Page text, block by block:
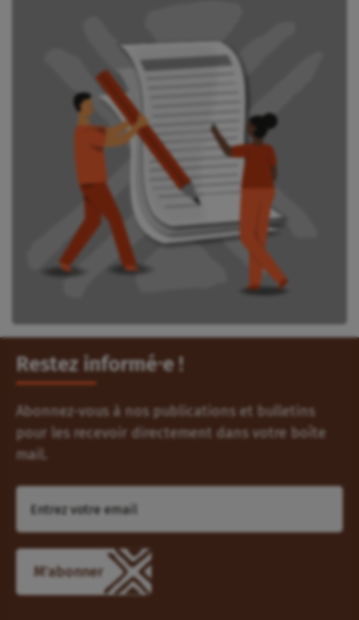
Restez informé⸱e !
Abonnez-vous à nos publications et bulletins
pour les recevoir directement dans votre boîte
mail.
M'abonner